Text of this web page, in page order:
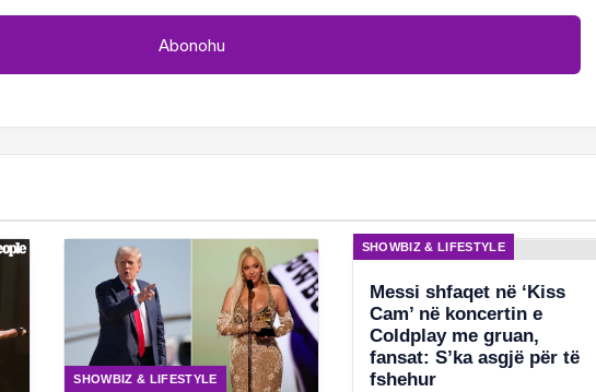
SHOWBIZ & LIFESTYLE
SHOWBIZ & LIFESTYLE
Messi shfaqet në ‘Kiss
Cam’ në koncertin e
Coldplay me gruan,
fansat: S’ka asgjë për të
fshehur